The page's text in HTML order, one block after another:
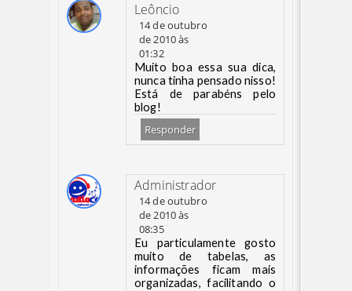
Leôncio
14 de outubro
de 2010 às
01:32
Muito boa essa sua dica,
nunca tinha pensado nisso!
Está de parabéns pelo
blog!
Responder
Administrador
14 de outubro
de 2010 às
08:35
Eu particulamente gosto
muito de tabelas, as
informações ficam mais
organizadas, facilitando o